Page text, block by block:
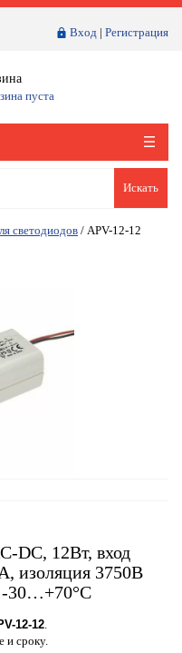
Вход | Регистрация
пуста
Искать
светодиодов / APV-12-12
DC, 12Вт, вход
изоляция 3750В
-30…+70°С
12-12
и сроку.